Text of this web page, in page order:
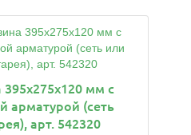
395x275x120 мм с
арматурой (сеть
арт. 542320